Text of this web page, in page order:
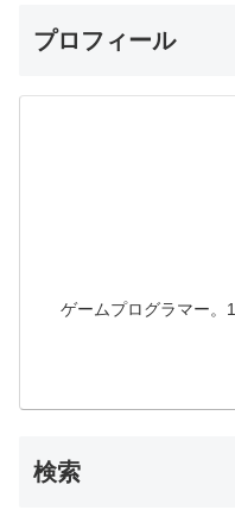
プロフィール
ゲームプログラマー。
検索